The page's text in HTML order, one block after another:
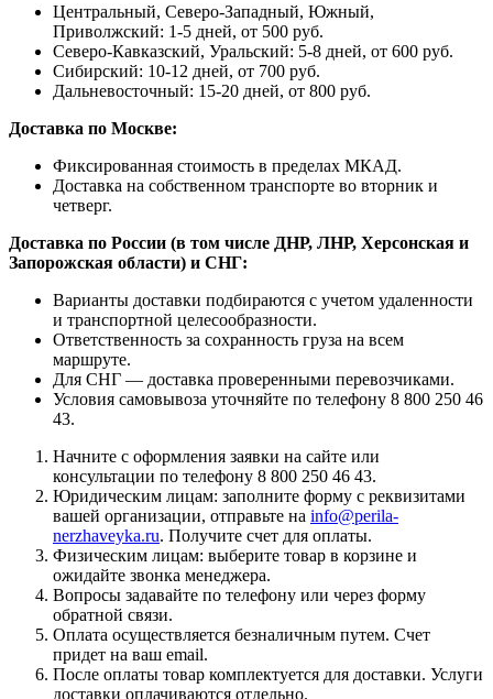
Центральный, Северо-Западный, Южный,
Приволжский: 1-5 дней, от 500 руб.
Северо-Кавказский, Уральский: 5-8 дней, от 600 руб.
Сибирский: 10-12 дней, от 700 руб.
Дальневосточный: 15-20 дней, от 800 руб.
Доставка по Москве:
Фиксированная стоимость в пределах МКАД.
Доставка на собственном транспорте во вторник и
четверг.
Доставка по России (в том числе ДНР, ЛНР, Херсонская и
Запорожская области) и СНГ:
Варианты доставки подбираются с учетом удаленности
и транспортной целесообразности.
Ответственность за сохранность груза на всем
маршруте.
Для СНГ — доставка проверенными перевозчиками.
Условия самовывоза уточняйте по телефону 8 800 250 46
43.
Начните с оформления заявки на сайте или
консультации по телефону 8 800 250 46 43.
Юридическим лицам: заполните форму с реквизитами
вашей организации, отправьте на info@perila-
nerzhaveyka.ru. Получите счет для оплаты.
Физическим лицам: выберите товар в корзине и
ожидайте звонка менеджера.
Вопросы задавайте по телефону или через форму
обратной связи.
Оплата осуществляется безналичным путем. Счет
придет на ваш email.
После оплаты товар комплектуется для доставки. Услуги
доставки оплачиваются отдельно.